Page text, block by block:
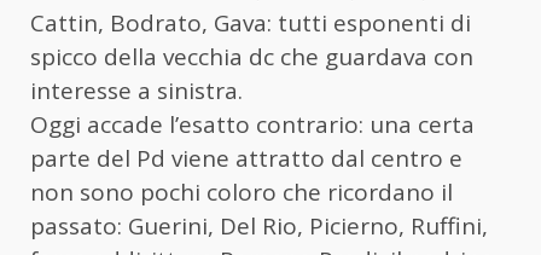
Cattin, Bodrato, Gava: tutti esponenti di
spicco della vecchia dc che guardava con
interesse a sinistra.
Oggi accade l’esatto contrario: una certa
parte del Pd viene attratto dal centro e
non sono pochi coloro che ricordano il
passato: Guerini, Del Rio, Picierno, Ruffini,